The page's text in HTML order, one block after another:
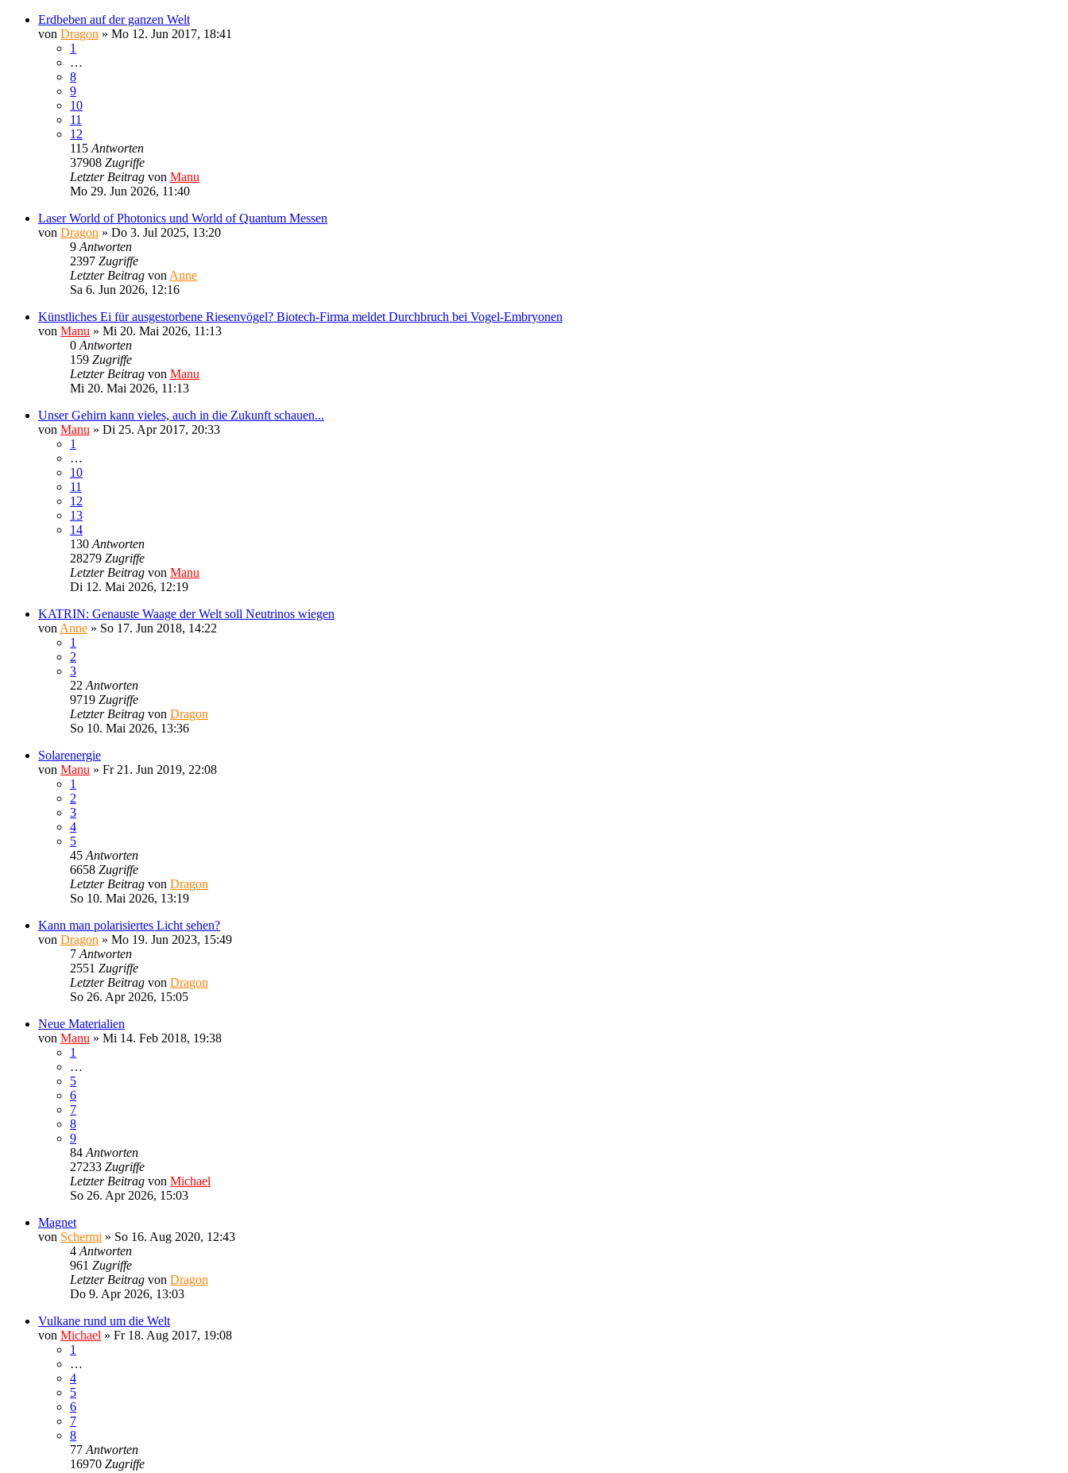
Erdbeben auf der ganzen Welt
von Dragon » Mo 12. Jun 2017, 18:41
1
…
8
9
10
11
12
115 Antworten
37908 Zugriffe
Letzter Beitrag von Manu
Mo 29. Jun 2026, 11:40
Laser World of Photonics und World of Quantum Messen
von Dragon » Do 3. Jul 2025, 13:20
9 Antworten
2397 Zugriffe
Letzter Beitrag von Anne
Sa 6. Jun 2026, 12:16
Künstliches Ei für ausgestorbene Riesenvögel? Biotech-Firma meldet Durchbruch bei Vogel-Embryonen
von Manu » Mi 20. Mai 2026, 11:13
0 Antworten
159 Zugriffe
Letzter Beitrag von Manu
Mi 20. Mai 2026, 11:13
Unser Gehirn kann vieles, auch in die Zukunft schauen...
von Manu » Di 25. Apr 2017, 20:33
1
…
10
11
12
13
14
130 Antworten
28279 Zugriffe
Letzter Beitrag von Manu
Di 12. Mai 2026, 12:19
KATRIN: Genauste Waage der Welt soll Neutrinos wiegen
von Anne » So 17. Jun 2018, 14:22
1
2
3
22 Antworten
9719 Zugriffe
Letzter Beitrag von Dragon
So 10. Mai 2026, 13:36
Solarenergie
von Manu » Fr 21. Jun 2019, 22:08
1
2
3
4
5
45 Antworten
6658 Zugriffe
Letzter Beitrag von Dragon
So 10. Mai 2026, 13:19
Kann man polarisiertes Licht sehen?
von Dragon » Mo 19. Jun 2023, 15:49
7 Antworten
2551 Zugriffe
Letzter Beitrag von Dragon
So 26. Apr 2026, 15:05
Neue Materialien
von Manu » Mi 14. Feb 2018, 19:38
1
…
5
6
7
8
9
84 Antworten
27233 Zugriffe
Letzter Beitrag von Michael
So 26. Apr 2026, 15:03
Magnet
von Schermi » So 16. Aug 2020, 12:43
4 Antworten
961 Zugriffe
Letzter Beitrag von Dragon
Do 9. Apr 2026, 13:03
Vulkane rund um die Welt
von Michael » Fr 18. Aug 2017, 19:08
1
…
4
5
6
7
8
77 Antworten
16970 Zugriffe